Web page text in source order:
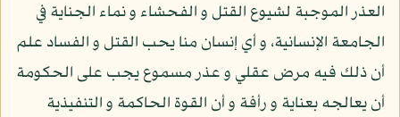
العذر الموجبة لشيوع القتل و الفحشاء و نماء الجناية في
الجامعة الإنسانية، و أي إنسان منا يحب القتل و الفساد علم
أن ذلك فيه مرض عقلي و عذر مسموع يجب على الحكومة
أن يعالجه بعناية و رأفة و أن القوة الحاكمة و التنفيذية